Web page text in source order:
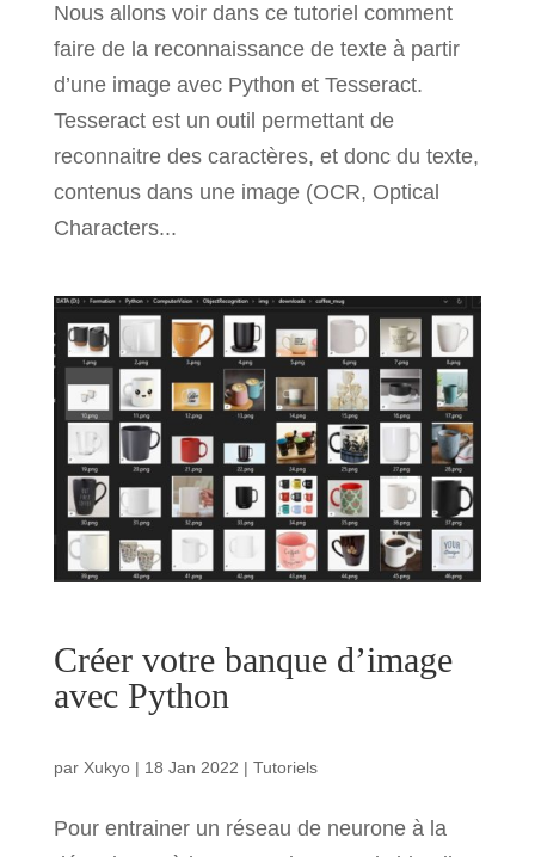
Nous allons voir dans ce tutoriel comment
faire de la reconnaissance de texte à partir
d’une image avec Python et Tesseract.
Tesseract est un outil permettant de
reconnaitre des caractères, et donc du texte,
contenus dans une image (OCR, Optical
Characters...
Créer votre banque d’image
avec Python
par Xukyo| 18 Jan 2022 | Tutoriels
Pour entrainer un réseau de neurone à la